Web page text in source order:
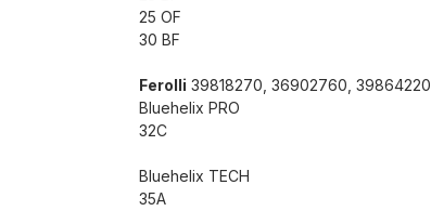
25 OF
30 BF
Ferolli 39818270, 36902760, 39864220
Bluehelix PRO
32C
Bluehelix TECH
35A